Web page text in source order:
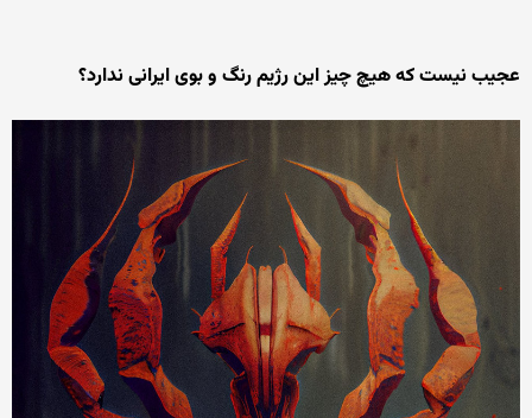
عجیب نیست که هیچ چیز این رژیم رنگ و بوی ایرانی ندارد؟